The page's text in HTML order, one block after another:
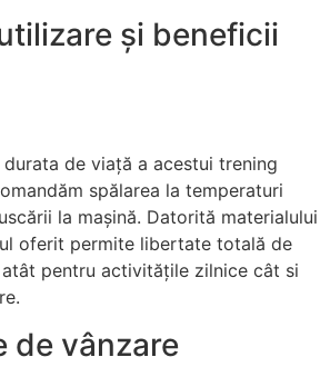
și beneficii
de viață a acestui trening
spălarea la temperaturi
la mașină. Datorită materialului
oferit permite libertate totală de
pentru activitățile zilnice cât si
de vânzare